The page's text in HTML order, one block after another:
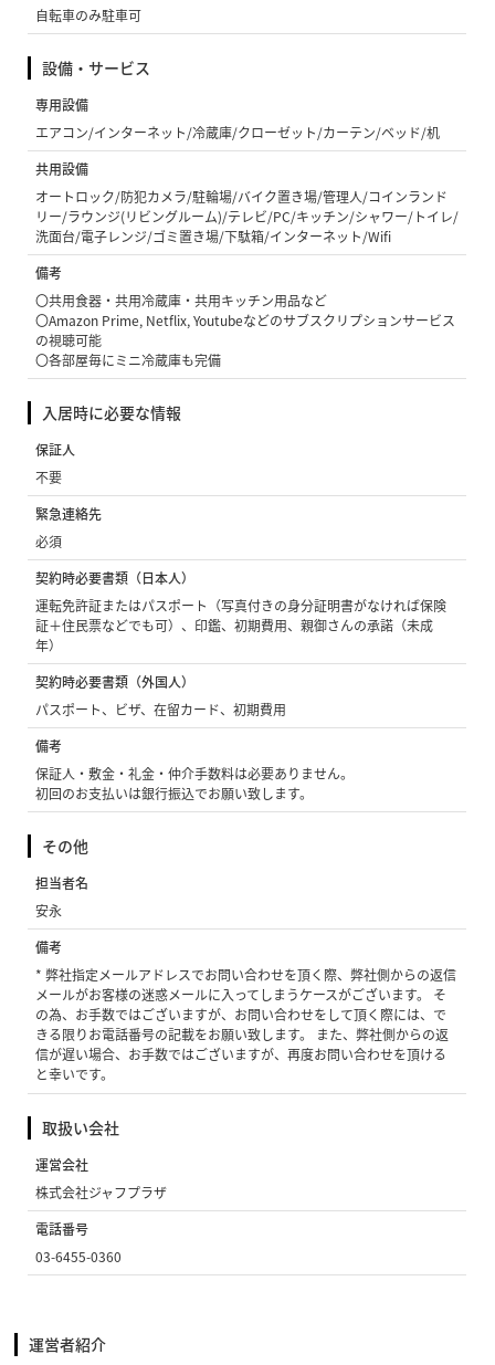
自転車のみ駐車可
設備・サービス
専用設備
エアコン/インターネット/冷蔵庫/クローゼット/カーテン/ベッド/机
共用設備
オートロック/防犯カメラ/駐輪場/バイク置き場/管理人/コインランド
リー/ラウンジ(リビングルーム)/テレビ/PC/キッチン/シャワー/トイレ/
洗面台/電子レンジ/ゴミ置き場/下駄箱/インターネット/Wifi
備考
〇共用食器・共用冷蔵庫・共用キッチン用品など
〇Amazon Prime, Netflix, Youtubeなどのサブスクリプションサービス
の視聴可能
〇各部屋毎にミニ冷蔵庫も完備
入居時に必要な情報
保証人
不要
緊急連絡先
必須
契約時必要書類（日本人）
運転免許証またはパスポート（写真付きの身分証明書がなければ保険
証＋住民票などでも可）、印鑑、初期費用、親御さんの承諾（未成
年）
契約時必要書類（外国人）
パスポート、ビザ、在留カード、初期費用
備考
保証人・敷金・礼金・仲介手数料は必要ありません。
初回のお支払いは銀行振込でお願い致します。
その他
担当者名
安永
備考
* 弊社指定メールアドレスでお問い合わせを頂く際、弊社側からの返信
メールがお客様の迷惑メールに入ってしまうケースがございます。 そ
の為、お手数ではございますが、お問い合わせをして頂く際には、で
きる限りお電話番号の記載をお願い致します。 また、弊社側からの返
信が遅い場合、お手数ではございますが、再度お問い合わせを頂ける
と幸いです。
取扱い会社
運営会社
株式会社ジャフプラザ
電話番号
03-6455-0360
運営者紹介